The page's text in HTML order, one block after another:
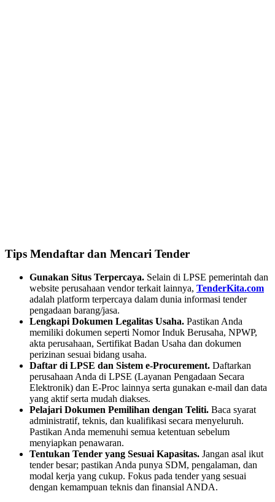
Tips Mendaftar dan Mencari Tender
Gunakan Situs Terpercaya. Selain di LPSE pemerintah dan
website perusahaan vendor terkait lainnya, TenderKita.com
adalah platform terpercaya dalam dunia informasi tender
pengadaan barang/jasa.
Lengkapi Dokumen Legalitas Usaha. Pastikan Anda
memiliki dokumen seperti Nomor Induk Berusaha, NPWP,
akta perusahaan, Sertifikat Badan Usaha dan dokumen
perizinan sesuai bidang usaha.
Daftar di LPSE dan Sistem e-Procurement. Daftarkan
perusahaan Anda di LPSE (Layanan Pengadaan Secara
Elektronik) dan E-Proc lainnya serta gunakan e-mail dan data
yang aktif serta mudah diakses.
Pelajari Dokumen Pemilihan dengan Teliti. Baca syarat
administratif, teknis, dan kualifikasi secara menyeluruh.
Pastikan Anda memenuhi semua ketentuan sebelum
menyiapkan penawaran.
Tentukan Tender yang Sesuai Kapasitas. Jangan asal ikut
tender besar; pastikan Anda punya SDM, pengalaman, dan
modal kerja yang cukup. Fokus pada tender yang sesuai
dengan kemampuan teknis dan finansial ANDA.